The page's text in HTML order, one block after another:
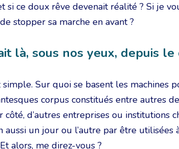
si ce doux rêve devenait réalité ? Si je
stopper sa marche en avant ?
là, sous nos yeux, depuis le
simple. Sur quoi se basent les machines
corpus constitués entre autres
d’autres entreprises ou institutions
aussi un jour ou l’autre par être utilisées
alors, me direz-vous ?